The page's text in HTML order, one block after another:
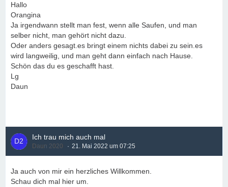
Hallo
Orangina
Ja irgendwann stellt man fest, wenn alle Saufen, und man
selber nicht, man gehört nicht dazu.
Oder anders gesagt.es bringt einem nichts dabei zu sein.es
wird langweilig, und man geht dann einfach nach Hause.
Schön das du es geschafft hast.
Lg
Daun
Ich trau mich auch mal
Daun 2020 21. Mai 2022 um 07:25
Ja auch von mir ein herzliches Willkommen.
Schau dich mal hier um.